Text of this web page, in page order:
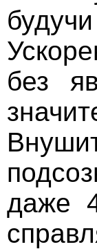
без
даже